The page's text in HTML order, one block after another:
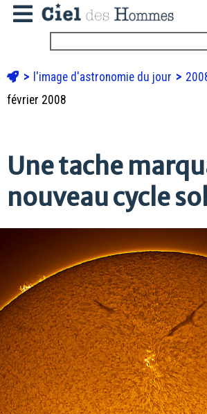
l'image d'astronomie du jour
février 2008
Une tache
nouveau cycle